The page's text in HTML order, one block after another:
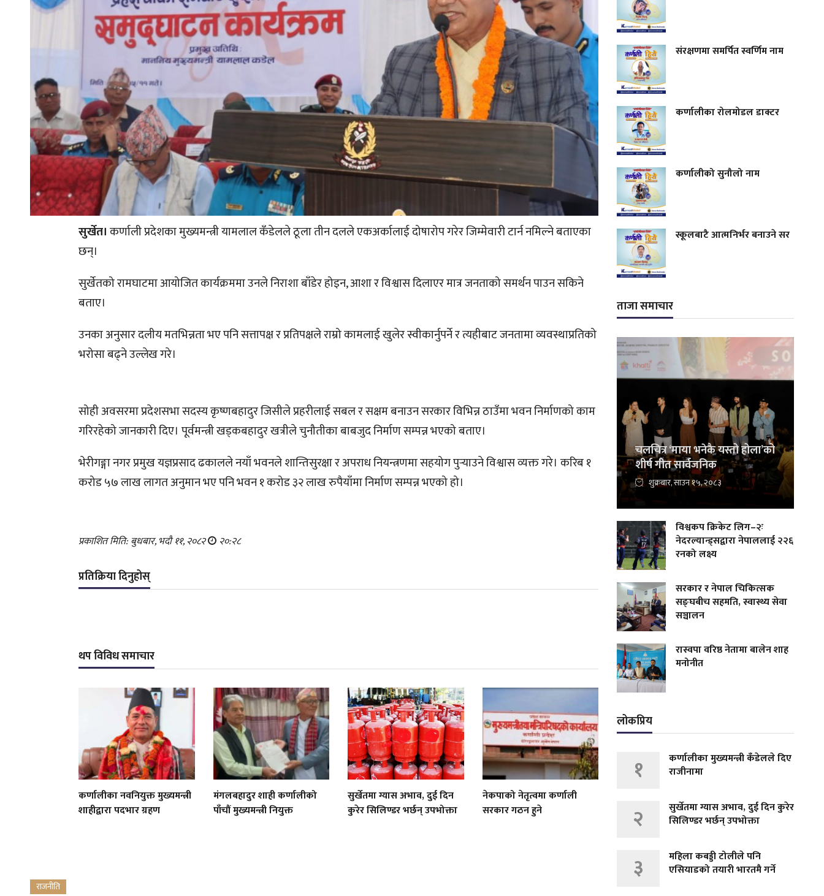
सुर्खेत।कर्णाली प्रदेशका मुख्यमन्त्री यामलाल कँडेलले ठूला तीन दलले एकअर्कालाई दोषारोप गरेर जिम्मेवारी टार्न नमिल्ने बताएका
छन्।
सुर्खेतको रामघाटमा आयोजित कार्यक्रममा उनले निराशा बाँडेर होइन, आशा र विश्वास दिलाएर मात्र जनताको समर्थन पाउन सकिने
बताए।
उनका अनुसार दलीय मतभिन्नता भए पनि सत्तापक्ष र प्रतिपक्षले राम्रो कामलाई खुलेर स्वीकार्नुपर्ने र त्यहीबाट जनतामा व्यवस्थाप्रतिको
भरोसा बढ्ने उल्लेख गरे।
सोही अवसरमा प्रदेशसभा सदस्य कृष्णबहादुर जिसीले प्रहरीलाई सबल र सक्षम बनाउन सरकार विभिन्न ठाउँमा भवन निर्माणको काम
गरिरहेको जानकारी दिए। पूर्वमन्त्री खड्कबहादुर खत्रीले चुनौतीका बाबजुद निर्माण सम्पन्न भएको बताए।
भेरीगङ्गा नगर प्रमुख यज्ञप्रसाद ढकालले नयाँ भवनले शान्तिसुरक्षा र अपराध नियन्त्रणमा सहयोग पुर्‍याउने विश्वास व्यक्त गरे। करिब १
करोड ५७ लाख लागत अनुमान भए पनि भवन १ करोड ३२ लाख रुपैयाँमा निर्माण सम्पन्न भएको हो।
प्रकाशित मिति: बुधबार, भदौ ११, २०८२ २०:२८
प्रतिक्रिया दिनुहोस्
थप विविध समाचार
कर्णालीका नवनियुक्त मुख्यमन्त्री
शाहीद्वारा पदभार ग्रहण
मंगलबहादुर शाही कर्णालीको
पाँचौं मुख्यमन्त्री नियुक्त
सुर्खेतमा ग्यास अभाव, दुई दिन
कुरेर सिलिण्डर भर्छन् उपभोक्ता
नेकपाको नेतृत्वमा कर्णाली
सरकार गठन हुने
राजनीति
संरक्षणमा समर्पित स्वर्णिम नाम
कर्णालीका रोलमोडल डाक्टर
कर्णालीको सुनौलो नाम
स्कूलबाटै आत्मनिर्भर बनाउने सर
ताजा समाचार
चलचित्र ‘माया भनेकै यस्तो होला’को
शीर्ष गीत सार्वजनिक
शुक्रबार, साउन १५, २०८३
विश्वकप क्रिकेट लिग–२ः
नेदरल्यान्ड्सद्वारा नेपाललाई २२६
रनको लक्ष्य
सरकार र नेपाल चिकित्सक
सङ्घबीच सहमति, स्वास्थ्य सेवा
सञ्चालन
रास्वपा वरिष्ठ नेतामा बालेन शाह
मनोनीत
लोकप्रिय
१
कर्णालीका मुख्यमन्त्री कँडेलले दिए
राजीनामा
२
सुर्खेतमा ग्यास अभाव, दुई दिन कुरेर
सिलिण्डर भर्छन् उपभोक्ता
३
महिला कबड्डी टोलीले पनि
एसियाडको तयारी भारतमै गर्ने